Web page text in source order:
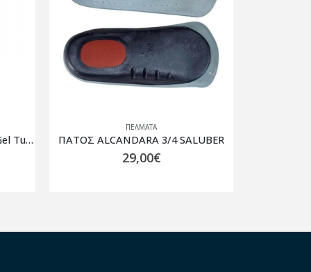
ΠΈΛΜΑΤΑ
ΠΕΛΜΑ ΠΑΙΔΙΚΟ BIRKENSTOCK Birko Balance 1/2
30,00€